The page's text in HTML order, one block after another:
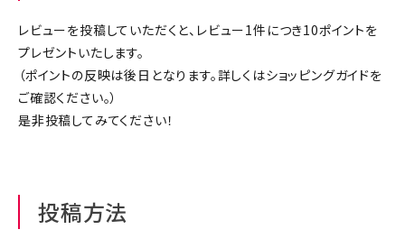
レビューを見る
コーポレートサイト
介護施設関係の方へ
最新のチラシはこちら
レビューを投稿していただくと、レビュー1件につき10ポイントを
プレゼントいたします。
（ポイントの反映は後日となります。詳しくはショッピングガイドを
ご確認ください。）
是非投稿してみてください！
投稿方法